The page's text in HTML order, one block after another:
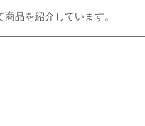
品を紹介しています。